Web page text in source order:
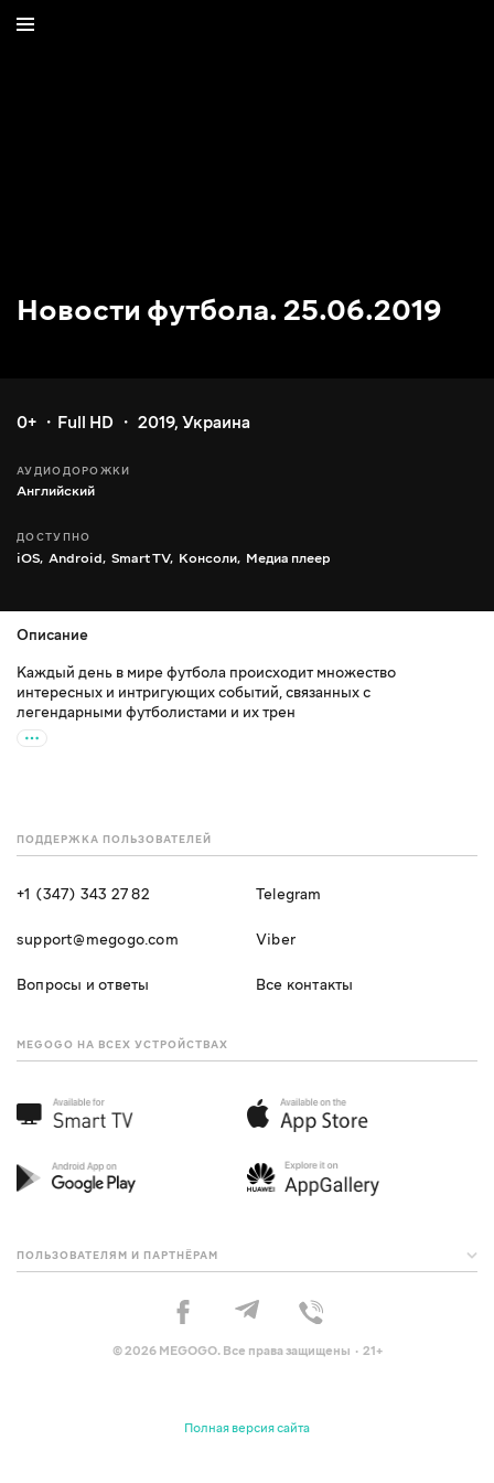
Новости футбола. 25.06.2019
0+ Full HD 2019, Украина
АУДИОДОРОЖКИ
Английский
ДОСТУПНО
iOS, Android, Smart TV, Консоли, Медиа плеер
Описание
Каждый день в мире футбола происходит множество
интересных и интригующих событий, связанных с
легендарными футболистами и их трен
ПОДДЕРЖКА ПОЛЬЗОВАТЕЛЕЙ
+1 (347) 343 27 82
support@megogo.com
Вопросы и ответы
Telegram
Viber
Все контакты
MEGOGO НА ВСЕХ УСТРОЙСТВАХ
ПОЛЬЗОВАТЕЛЯМ И ПАРТНЁРАМ
© 2026 MEGOGO. Все права защищены · 21+
Полная версия сайта